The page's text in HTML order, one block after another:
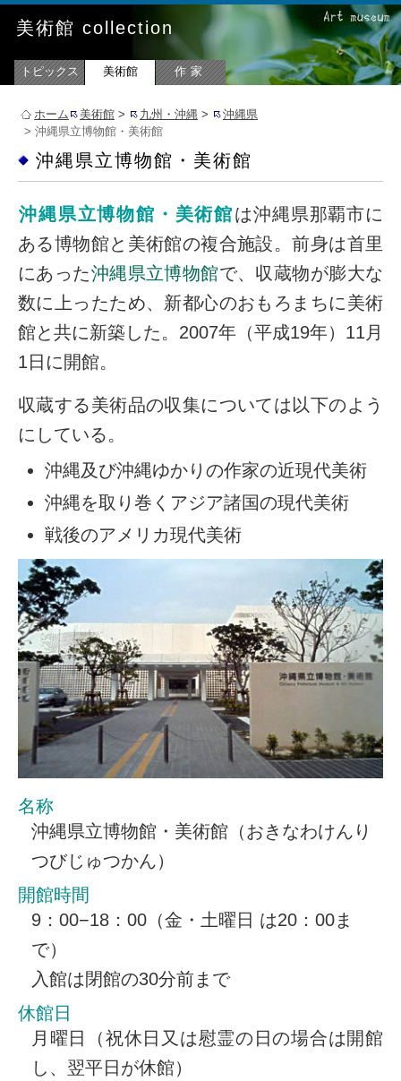
美術館 collection
トピックス 美術館 作家
ホーム 美術館 > 九州・沖縄 >
沖縄県
> 沖縄県立博物館・美術館
沖縄県立博物館・美術館
沖縄県立博物館・美術館は沖縄県那覇市に
ある博物館と美術館の複合施設。前身は首里
にあった沖縄県立博物館で、収蔵物が膨大な
数に上ったため、新都心のおもろまちに美術
館と共に新築した。2007年（平成19年）11月
1日に開館。
収蔵する美術品の収集については以下のよう
にしている。
沖縄及び沖縄ゆかりの作家の近現代美術
沖縄を取り巻くアジア諸国の現代美術
戦後のアメリカ現代美術
名称
沖縄県立博物館・美術館（おきなわけんり
つびじゅつかん）
開館時間
9：00−18：00（金・土曜日 は20：00ま
で）
入館は閉館の30分前まで
休館日
月曜日（祝休日又は慰霊の日の場合は開館
し、翌平日が休館）